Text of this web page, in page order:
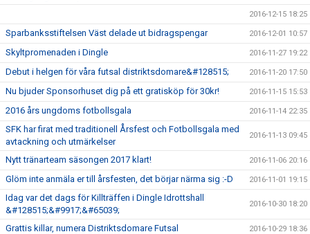
2016-12-15 18:25
Sparbanksstiftelsen Väst delade ut bidragspengar 2016-12-01 10:57
Skyltpromenaden i Dingle 2016-11-27 19:22
Debut i helgen för våra futsal distriktsdomare&#128515; 2016-11-20 17:50
Nu bjuder Sponsorhuset dig på ett gratisköp för 30kr! 2016-11-15 15:53
2016 års ungdoms fotbollsgala 2016-11-14 22:35
SFK har firat med traditionell Årsfest och Fotbollsgala med
avtackning och utmärkelser
2016-11-13 09:45
Nytt tränarteam säsongen 2017 klart! 2016-11-06 20:16
Glöm inte anmäla er till årsfesten, det börjar närma sig :-D 2016-11-01 19:15
Idag var det dags för Killträffen i Dingle Idrottshall
&#128515;&#9917;&#65039;
2016-10-30 18:20
Grattis killar, numera Distriktsdomare Futsal 2016-10-29 18:36